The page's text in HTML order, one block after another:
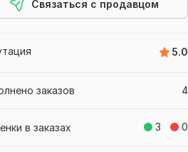
Связаться с продавцом
5.0
4
заказов
3 0
в заказах